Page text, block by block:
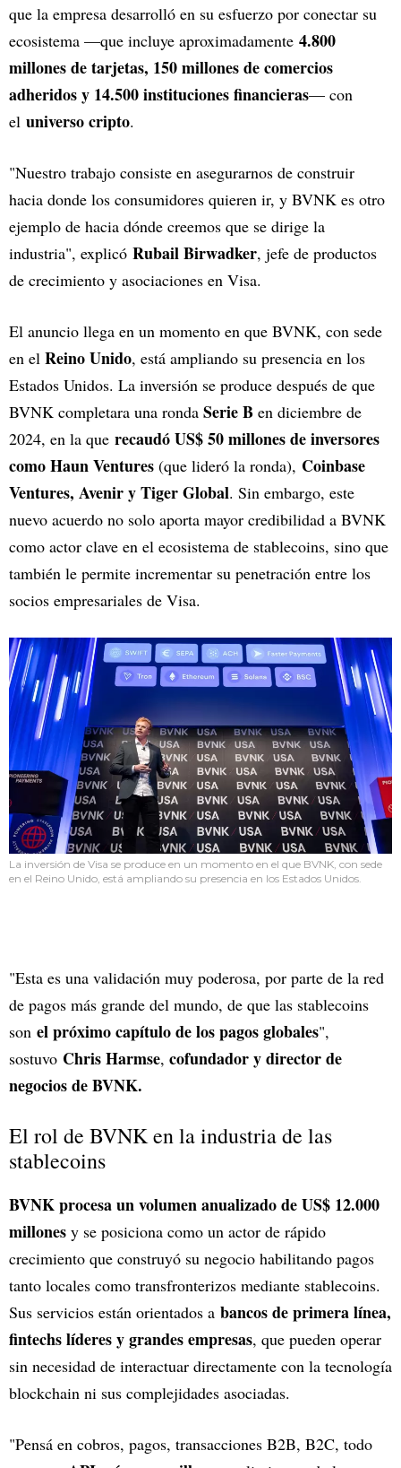
que la empresa desarrolló en su esfuerzo por conectar su
ecosistema —que incluye aproximadamente 4.800
millones de tarjetas, 150 millones de comercios
adheridos y 14.500 instituciones financieras— con
el universo cripto.
"Nuestro trabajo consiste en asegurarnos de construir
hacia donde los consumidores quieren ir, y BVNK es otro
ejemplo de hacia dónde creemos que se dirige la
industria", explicó Rubail Birwadker, jefe de productos
de crecimiento y asociaciones en Visa.
El anuncio llega en un momento en que BVNK, con sede
en el Reino Unido, está ampliando su presencia en los
Estados Unidos. La inversión se produce después de que
BVNK completara una ronda Serie B en diciembre de
2024, en la que recaudó US$ 50 millones de inversores
como Haun Ventures (que lideró la ronda), Coinbase
Ventures, Avenir y Tiger Global. Sin embargo, este
nuevo acuerdo no solo aporta mayor credibilidad a BVNK
como actor clave en el ecosistema de stablecoins, sino que
también le permite incrementar su penetración entre los
socios empresariales de Visa.
La inversión de Visa se produce en un momento en el que BVNK, con sede
en el Reino Unido, está ampliando su presencia en los Estados Unidos.
"Esta es una validación muy poderosa, por parte de la red
de pagos más grande del mundo, de que las stablecoins
son el próximo capítulo de los pagos globales",
sostuvo Chris Harmse, cofundador y director de
negocios de BVNK.
El rol de BVNK en la industria de las
stablecoins
BVNK procesa un volumen anualizado de US$ 12.000
millones y se posiciona como un actor de rápido
crecimiento que construyó su negocio habilitando pagos
tanto locales como transfronterizos mediante stablecoins.
Sus servicios están orientados a bancos de primera línea,
fintechs líderes y grandes empresas, que pueden operar
sin necesidad de interactuar directamente con la tecnología
blockchain ni sus complejidades asociadas.
"Pensá en cobros, pagos, transacciones B2B, B2C, todo